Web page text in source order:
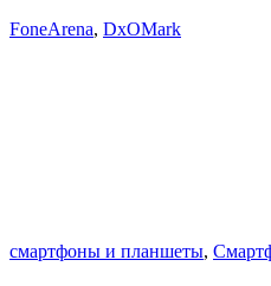
FoneArena, DxOMark
смартфоны и планшеты,